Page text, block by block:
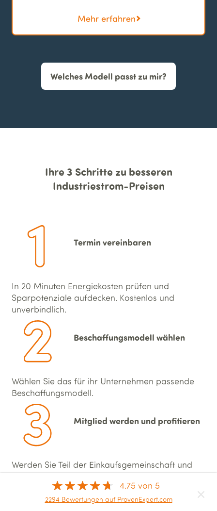
Mehr erfahren
Welches Modell passt zu mir?
Ihre 3 Schritte zu besseren
Industriestrom-Preisen
Termin vereinbaren
In 20 Minuten Energiekosten prüfen und
Sparpotenziale aufdecken. Kostenlos und
unverbindlich.
Beschaffungs­modell wählen
Wählen Sie das für ihr Unternehmen passende
Beschaffungs­modell.
Mitglied werden und profitieren
Werden Sie Teil der Einkaufsgemeinschaft und
profitieren Sie von dauerhaft besseren
Energiepreisen.
4.75 von 5
2294 Bewertungen auf ProvenExpert.com